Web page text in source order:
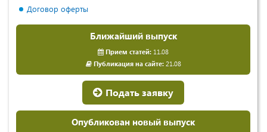
Договор оферты
Ближайший выпуск
Прием статей: 11.08
Публикация на сайте:21.08
Подать заявку
Опубликован новый выпуск